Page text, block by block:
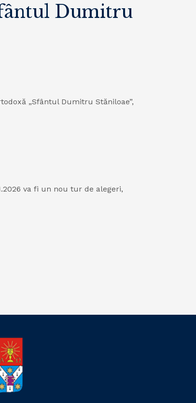
Dumitru
„Sfântul Dumitru Stăniloae”,
va fi un nou tur de alegeri,